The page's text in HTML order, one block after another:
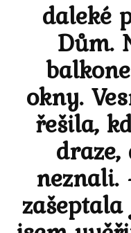
daleké
Dům.
okny.
řešila,